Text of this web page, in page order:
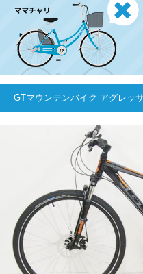
GTマウンテンバイク アグレッ